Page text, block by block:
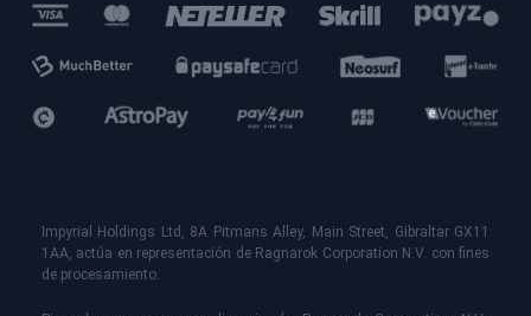
Impyrial Holdings Ltd, 8A Pitmans Alley, Main Street, Gibraltar GX11
1AA, actúa en representación de Ragnarok Corporation N.V. con fines
de procesamiento.